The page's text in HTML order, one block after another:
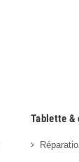
Tablette &